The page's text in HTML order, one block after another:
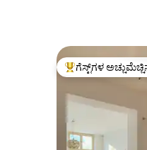
ವಾಸಿಸುತ್ತಿರುವಂತೆ
ಅಸ್ತಿತ್ವದಲ್ಲಿರುವ
ಐಷಾರಾಮಿ
ನಿರ್ಮಿಸಿದಾಗಿನಿಂದ
ಎಂದು ಕರೆಯಲು
ಮಿಟ್ಟೆಗಾಗಿ ಸಾಕಷ್ಟು
ಅಲೆಕ್ಸಾಂಡರ್‌ಪ್ಲ್ಯಾಟ್ಜ್,
ಗೆಸ್ಟ್‌ಗಳಿಗೆ ಅತಿ ಹೆಚ್ಚು
ಗೆಸ್ಟ್‌ಗಳ